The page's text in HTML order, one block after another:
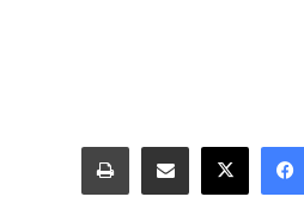
Facebook
X
Share via Email
Print